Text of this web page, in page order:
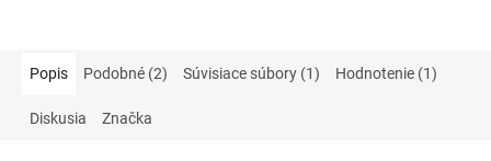
Popis Podobné (2) Súvisiace súbory (1) Hodnotenie (1)
Diskusia Značka